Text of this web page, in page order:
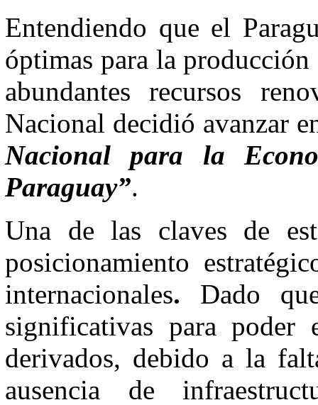
Entendiendo que el
óptimas para la
abundantes recursos
Nacional decidió avanzar
Nacional para la
Paraguay”.
Una de las claves de
posicionamiento
internacionales. Dado
significativas para poder
derivados, debido a la
ausencia de